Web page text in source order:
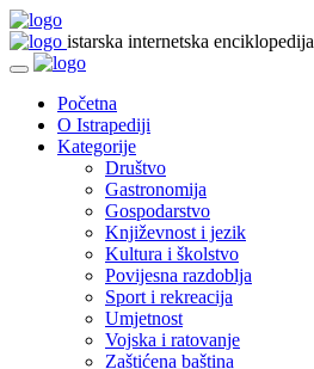
istarska internetska enciklopedija
Početna
O Istrapediji
Kategorije
Društvo
Gastronomija
Gospodarstvo
Književnost i jezik
Kultura i školstvo
Povijesna razdoblja
Sport i rekreacija
Umjetnost
Vojska i ratovanje
Zaštićena baština